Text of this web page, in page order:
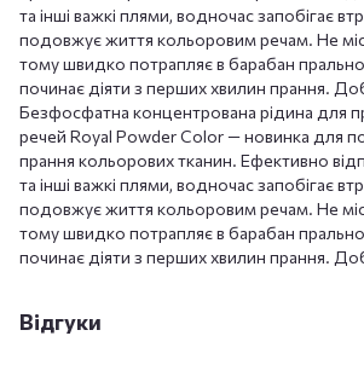
та інші важкі плями, водночас запобігає
подовжує життя кольоровим речам. Не
тому швидко потрапляє в барабан
починає діяти з перших хвилин прання.
Безфосфатна концентрована рідина для
речей Royal Powder Color — новинка для
прання кольорових тканин. Ефективно
та інші важкі плями, водночас запобігає
подовжує життя кольоровим речам. Не
тому швидко потрапляє в барабан
починає діяти з перших хвилин прання.
Відгуки